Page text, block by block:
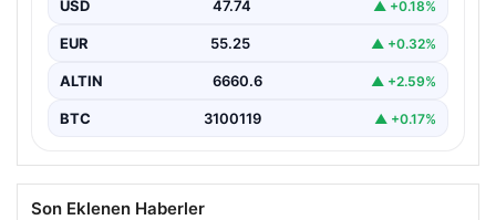
birçok…
USD 47.74 ▲ +0.18%
EUR 55.25 ▲ +0.32%
ALTIN 6660.6 ▲ +2.59%
BTC 3100119 ▲ +0.17%
Son Eklenen Haberler